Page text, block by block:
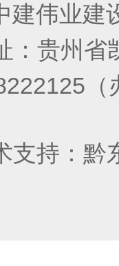
建伟业
：贵州
支持： 黔